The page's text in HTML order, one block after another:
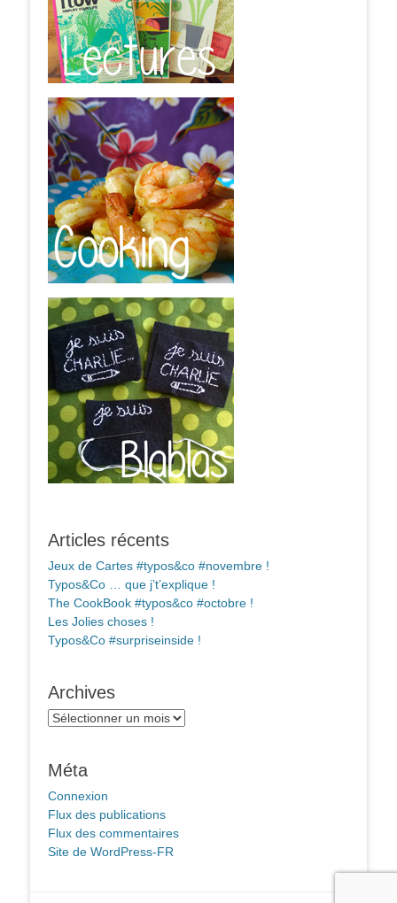
Articles récents
Jeux de Cartes #typos&co #novembre !
Typos&Co … que j’t’explique !
The CookBook #typos&co #octobre !
Les Jolies choses !
Typos&Co #surpriseinside !
Archives
Archives
Méta
Connexion
Flux des publications
Flux des commentaires
Site de WordPress-FR